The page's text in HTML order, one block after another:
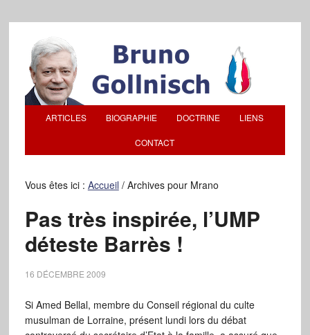
ARTICLES BIOGRAPHIE DOCTRINE LIENS
CONTACT
Vous êtes ici : Accueil /Archives pour Mrano
Pas très inspirée, l’UMP
déteste Barrès !
16 DÉCEMBRE 2009
Si Amed Bellal, membre du Conseil régional du culte
musulman de Lorraine, présent lundi lors du débat